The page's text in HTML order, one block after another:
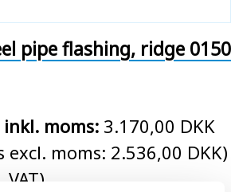
pipe flashing, ridge 0150
moms: 3.170,00 DKK
excl. moms: 2.536,00 DKK)
VAT)